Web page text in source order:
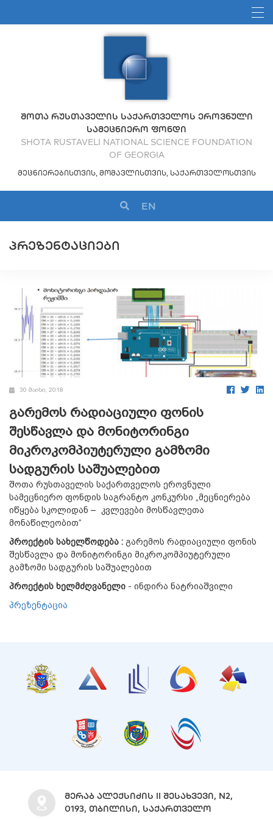
ᲨᲝᲗᲐ ᲠᲣᲡᲗᲐᲕᲔᲚᲘᲡ ᲡᲐᲥᲐᲠᲗᲕᲔᲚᲝᲡ ᲔᲠᲝᲕᲜᲣᲚᲘ
ᲡᲐᲛᲔᲪᲜᲘᲔᲠᲝ ᲤᲝᲜᲓᲘ
SHOTA RUSTAVELI NATIONAL SCIENCE FOUNDATION
OF GEORGIA
ᲛᲔᲪᲜᲘᲔᲠᲔᲑᲘᲡᲗᲕᲘᲡ, ᲛᲝᲛᲐᲕᲚᲘᲡᲗᲕᲘᲡ, ᲡᲐᲥᲐᲠᲗᲕᲔᲚᲝᲡᲗᲕᲘᲡ
EN
ᲞᲠᲔᲖᲔᲜᲢᲐᲪᲘᲔᲑᲘ
30 მაისი, 2018
გარემოს რადიაციული ფონის
შესწავლა და მონიტორინგი
მიკროკომპიუტერული გამზომი
სადგურის საშუალებით
შოთა რუსთაველის საქართველოს ეროვნული
სამეცნიერო ფონდის საგრანტო კონკურსი „მეცნიერება
იწყება სკოლიდან – კვლევები მოსწავლეთა
მონაწილეობით“
პროექტის სახელწოდება : გარემოს რადიაციული ფონის
შესწავლა და მონიტორინგი მიკროკომპიუტერული
გამზომი სადგურის საშუალებით
პროექტის ხელმძღვანელი - ინდირა ნატრიაშვილი
პრეზენტაცია
ᲛᲔᲠᲐᲑ ᲐᲚᲔᲥᲡᲘᲫᲘᲡ II ᲨᲔᲡᲐᲮᲕᲔᲕᲘ, N2,
0193, ᲗᲑᲘᲚᲘᲡᲘ, ᲡᲐᲥᲐᲠᲗᲕᲔᲚᲝ